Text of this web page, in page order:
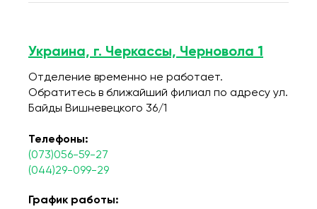
Украина, г. Черкассы, Черновола 1
Отделение временно не работает.
Обратитесь в ближайший филиал по адресу ул.
Байды Вишневецкого 36/1
Телефоны:
(073)056-59-27
(044)29-099-29
График работы: